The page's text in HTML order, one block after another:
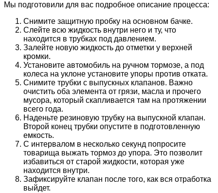
Мы подготовили для вас подробное описание процесса:
Снимите защитную пробку на основном бачке.
Слейте всю жидкость внутри него и ту, что
находится в трубках под давлением.
Залейте новую жидкость до отметки у верхней
кромки.
Установите автомобиль на ручном тормозе, а под
колеса на уклоне установите упоры против отката.
Снимите трубки с выпускных клапанов. Важно
очистить оба элемента от грязи, масла и прочего
мусора, который скапливается там на протяжении
всего года.
Наденьте резиновую трубку на выпускной клапан.
Второй конец трубки опустите в подготовленную
емкость.
С интервалом в несколько секунд попросите
товарища выжать тормоз до упора. Это позволит
избавиться от старой жидкости, которая уже
находится внутри.
Зафиксируйте клапан после того, как вся отработка
выйдет.